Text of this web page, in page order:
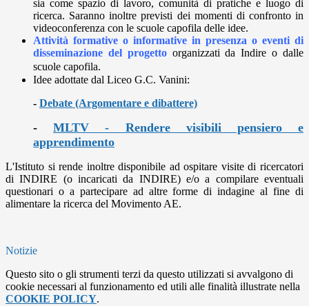
sia come spazio di lavoro, comunità di pratiche e luogo di
ricerca. Saranno inoltre previsti dei momenti di confronto in
videoconferenza con le scuole capofila delle idee.
Attività formative o informative in presenza o eventi di
disseminazione del progettoorganizzati da Indire o dalle
scuole capofila.
Idee adottate dal Liceo G.C. Vanini:
- Debate (Argomentare e dibattere)
-MLTV - Rendere visibili pensiero e
apprendimento
L'Istituto si rende inoltre disponibile ad ospitare visite di ricercatori
di INDIRE (o incaricati da INDIRE) e/o a compilare eventuali
questionari o a partecipare ad altre forme di indagine al fine di
alimentare la ricerca del Movimento AE.
Notizie
Questo sito o gli strumenti terzi da questo utilizzati si avvalgono di
cookie necessari al funzionamento ed utili alle finalità illustrate nella
COOKIE POLICY.